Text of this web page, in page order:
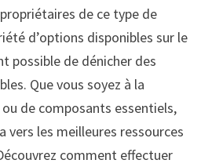
de ce type de
d’options disponibles sur le
possible de dénicher des
Que vous soyez à la
ou de composants essentiels,
vers les meilleures ressources
comment effectuer